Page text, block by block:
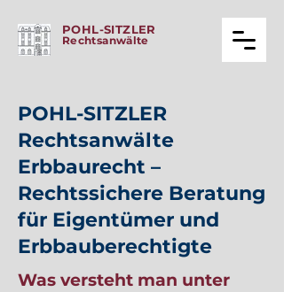
POHL-SITZLER
Rechtsanwälte
POHL-SITZLER
Rechtsanwälte
Erbbaurecht –
Rechtssichere Beratung
für Eigentümer und
Erbbauberechtigte
Was versteht man unter